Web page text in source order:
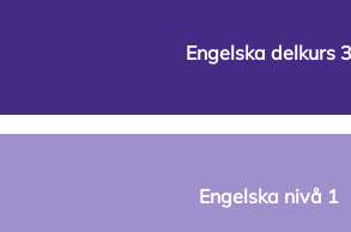
Engelska delkurs 3
Engelska nivå 1